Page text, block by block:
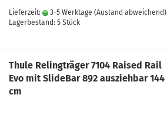
Lieferzeit: 3-5 Werktage (Ausland abweichend)
Lagerbestand: 5 Stück
Thule Relingträger 7104 Raised Rail
Evo mit SlideBar 892 ausziehbar 144
cm